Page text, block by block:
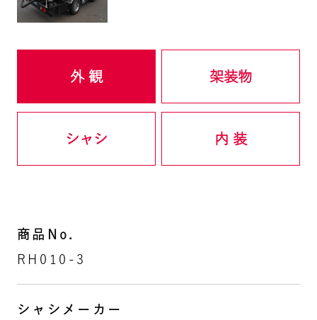
外 観 架装物
シャシ 内 装
商品No.
RH010-3
シャシメーカー